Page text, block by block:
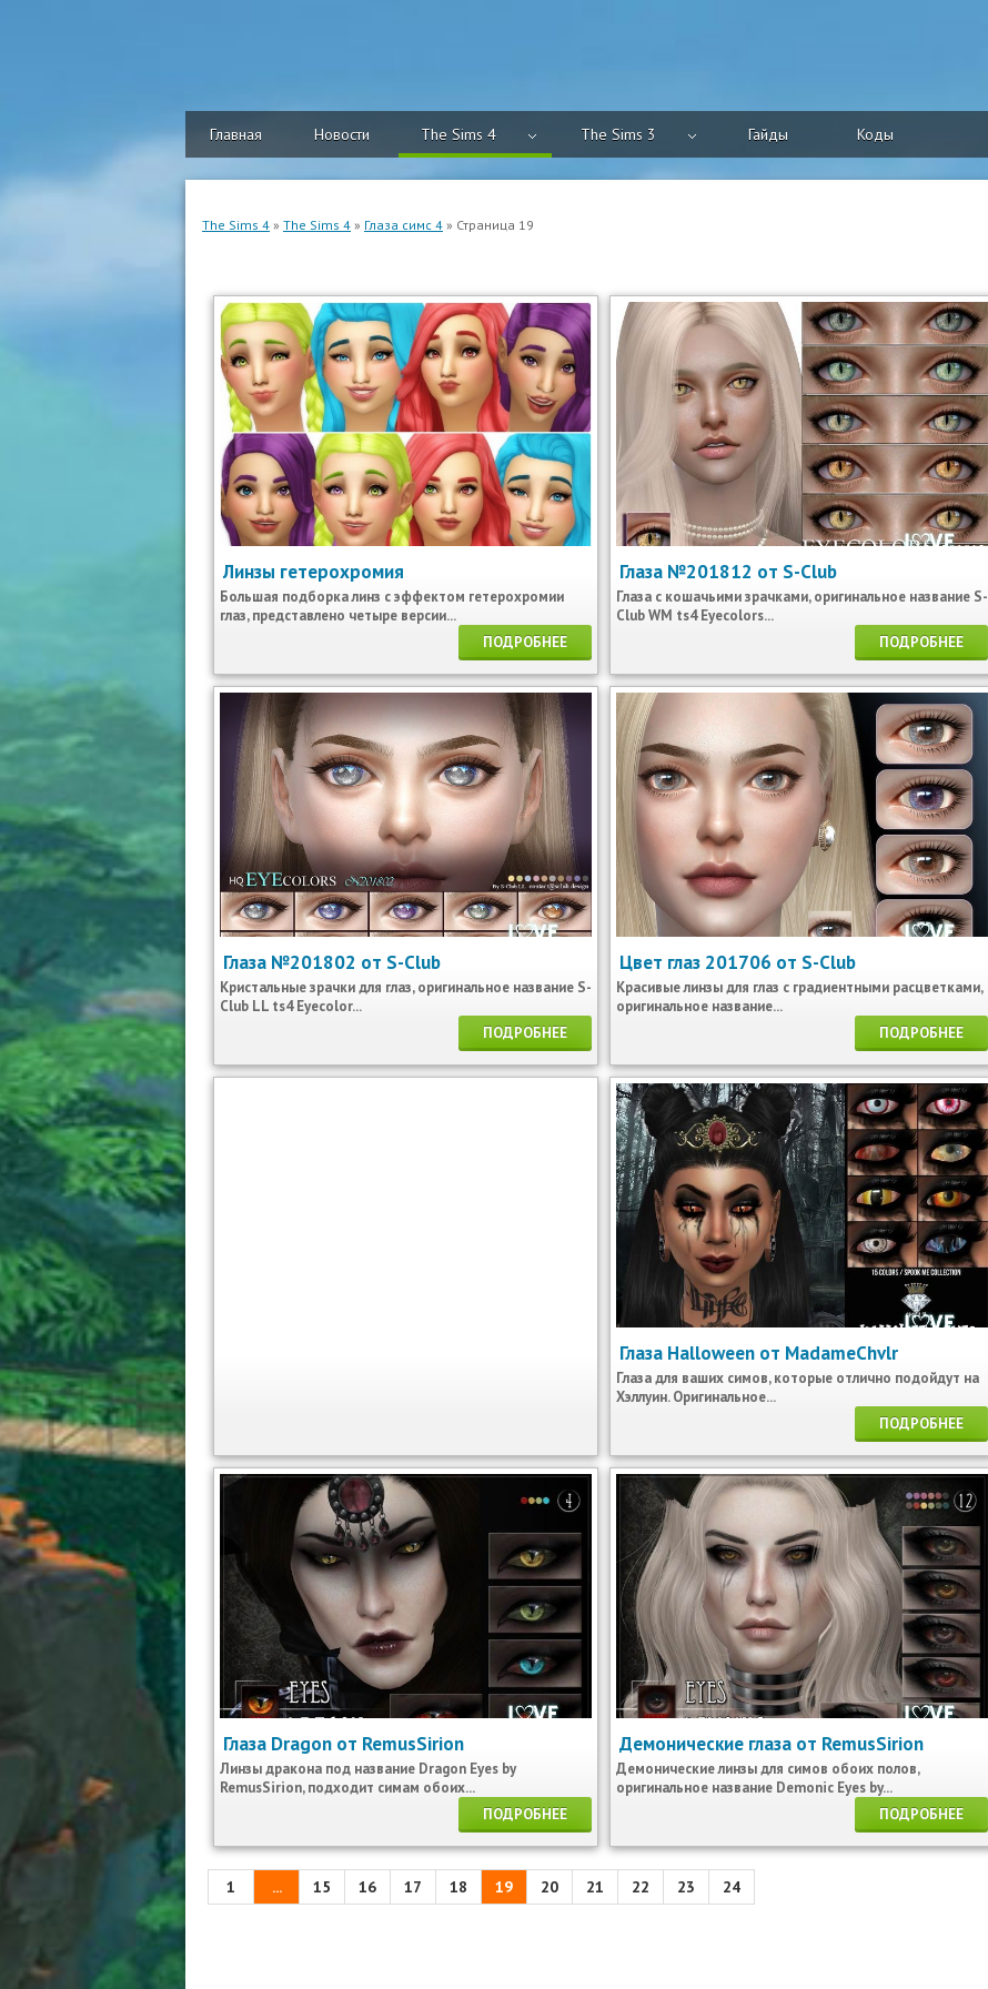
Главная Новости The Sims 4 The Sims 3 Гайды Коды
The Sims 4 » The Sims 4 » Глаза симс 4 » Страница 19
Линзы гетерохромия
Большая подборка линз с эффектом гетерохромии
глаз, представлено четыре версии...
ПОДРОБНЕЕ
Глаза №201812 от S-Club
Глаза с кошачьими зрачками, оригинальное название S-
Club WM ts4 Eyecolors...
ПОДРОБНЕЕ
Глаза №201802 от S-Club
Кристальные зрачки для глаз, оригинальное название S-
Club LL ts4 Eyecolor...
ПОДРОБНЕЕ
Цвет глаз 201706 от S-Club
Красивые линзы для глаз с градиентными расцветками,
оригинальное название...
ПОДРОБНЕЕ
Глаза Halloween от MadameChvlr
Глаза для ваших симов, которые отлично подойдут на
Хэллуин. Оригинальное...
ПОДРОБНЕЕ
Глаза Dragon от RemusSirion
Линзы дракона под название Dragon Eyes by
RemusSirion, подходит симам обоих...
ПОДРОБНЕЕ
Демонические глаза от RemusSirion
Демонические линзы для симов обоих полов,
оригинальное название Demonic Eyes by...
ПОДРОБНЕЕ
1 ... 15 16 17 18 19 20 21 22 23 24